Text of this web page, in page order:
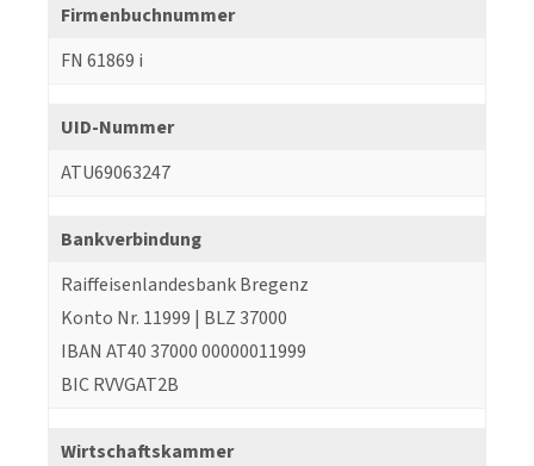
Firmenbuchnummer
FN 61869 i
UID-Nummer
ATU69063247
Bankverbindung
Raiffeisenlandesbank Bregenz
Konto Nr. 11999 | BLZ 37000
IBAN AT40 37000 00000011999
BIC RVVGAT2B
Wirtschaftskammer